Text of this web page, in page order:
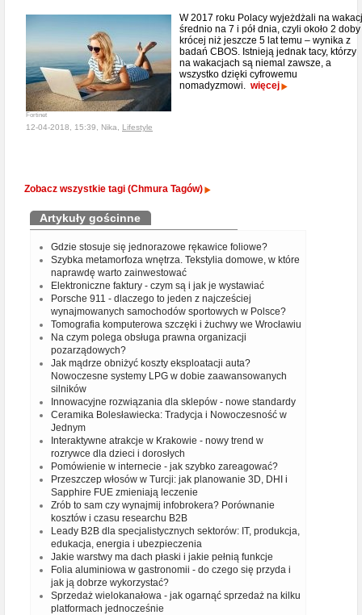
Fortinet
W 2017 roku Polacy wyjeżdżali na
średnio na 7 i pół dnia, czyli około 2 doby
krócej niż jeszcze 5 lat temu – wynika z
badań CBOS. Istnieją jednak tacy, którzy
na wakacjach są niemal zawsze, a
wszystko dzięki cyfrowemu
nomadyzmowi. więcej
12-04-2018, 15:39, Nika, Lifestyle
Zobacz wszystkie tagi (Chmura Tagów)
Artykuły gościnne
Gdzie stosuje się jednorazowe rękawice foliowe?
Szybka metamorfoza wnętrza. Tekstylia domowe, w które
naprawdę warto zainwestować
Elektroniczne faktury - czym są i jak je wystawiać
Porsche 911 - dlaczego to jeden z najcześciej
wynajmowanych samochodów sportowych w Polsce?
Tomografia komputerowa szczęki i żuchwy we Wrocławiu
Na czym polega obsługa prawna organizacji
pozarządowych?
Jak mądrze obniżyć koszty eksploatacji auta?
Nowoczesne systemy LPG w dobie zaawansowanych
silników
Innowacyjne rozwiązania dla sklepów - nowe standardy
Ceramika Bolesławiecka: Tradycja i Nowoczesność w
Jednym
Interaktywne atrakcje w Krakowie - nowy trend w
rozrywce dla dzieci i dorosłych
Pomówienie w internecie - jak szybko zareagować?
Przeszczep włosów w Turcji: jak planowanie 3D, DHI i
Sapphire FUE zmieniają leczenie
Zrób to sam czy wynajmij infobrokera? Porównanie
kosztów i czasu researchu B2B
Leady B2B dla specjalistycznych sektorów: IT, produkcja,
edukacja, energia i ubezpieczenia
Jakie warstwy ma dach płaski i jakie pełnią funkcje
Folia aluminiowa w gastronomii - do czego się przyda i
jak ją dobrze wykorzystać?
Sprzedaż wielokanałowa - jak ogarnąć sprzedaż na kilku
platformach jednocześnie